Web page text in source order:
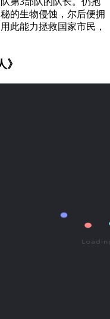
的生物侵蚀，尔后便拥
此能力拯救国家市民，